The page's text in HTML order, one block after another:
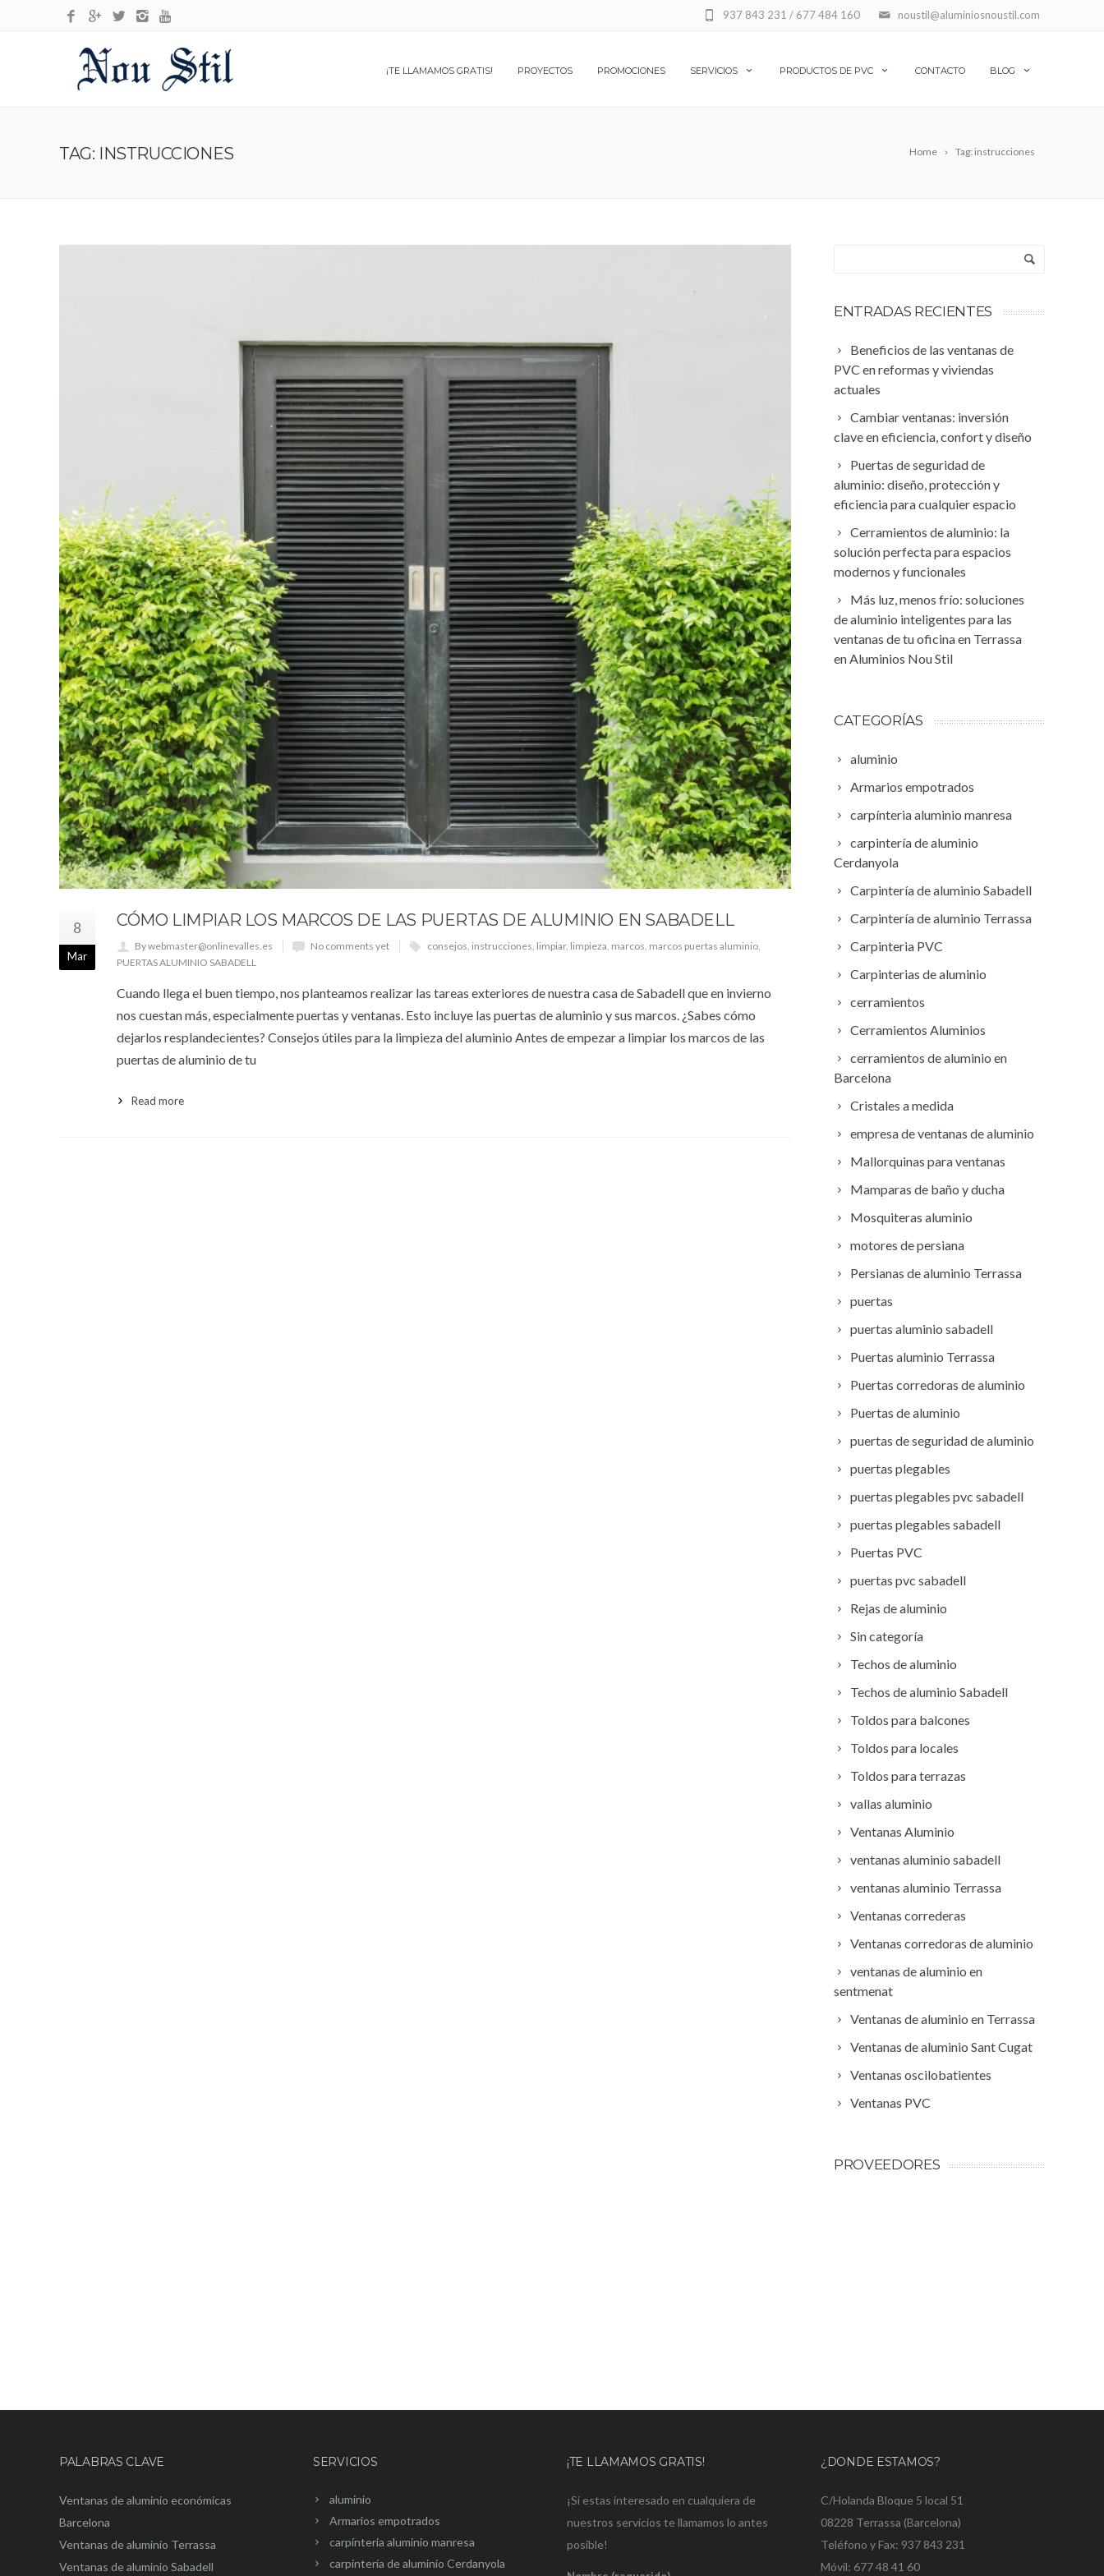
noustil@aluminiosnoustil.com
937 843 231 / 677 484 160
¡TE LLAMAMOS GRATIS! PROYECTOS PROMOCIONES SERVICIOS PRODUCTOS DE PVC CONTACTO BLOG
Home Tag: instrucciones
TAG: INSTRUCCIONES
8
Mar
CÓMO LIMPIAR LOS MARCOS DE LAS PUERTAS DE ALUMINIO EN SABADELL
By webmaster@onlinevalles.es No comments yet consejos, instrucciones, limpiar, limpieza, marcos, marcos puertas aluminio,
PUERTAS ALUMINIO SABADELL
Cuando llega el buen tiempo, nos planteamos realizar las tareas exteriores de nuestra casa de Sabadell que en invierno
nos cuestan más, especialmente puertas y ventanas. Esto incluye las puertas de aluminio y sus marcos. ¿Sabes cómo
dejarlos resplandecientes? Consejos útiles para la limpieza del aluminio Antes de empezar a limpiar los marcos de las
puertas de aluminio de tu
Read more
ENTRADAS RECIENTES
Beneficios de las ventanas de
PVC en reformas y viviendas
actuales
Cambiar ventanas: inversión
clave en eficiencia, confort y diseño
Puertas de seguridad de
aluminio: diseño, protección y
eficiencia para cualquier espacio
Cerramientos de aluminio: la
solución perfecta para espacios
modernos y funcionales
Más luz, menos frío: soluciones
de aluminio inteligentes para las
ventanas de tu oficina en Terrassa
en Aluminios Nou Stil
CATEGORÍAS
aluminio
Armarios empotrados
carpínteria aluminio manresa
carpintería de aluminio
Cerdanyola
Carpintería de aluminio Sabadell
Carpintería de aluminio Terrassa
Carpinteria PVC
Carpinterias de aluminio
cerramientos
Cerramientos Aluminios
cerramientos de aluminio en
Barcelona
Cristales a medida
empresa de ventanas de aluminio
Mallorquinas para ventanas
Mamparas de baño y ducha
Mosquiteras aluminio
motores de persiana
Persianas de aluminio Terrassa
puertas
puertas aluminio sabadell
Puertas aluminio Terrassa
Puertas corredoras de aluminio
Puertas de aluminio
puertas de seguridad de aluminio
puertas plegables
puertas plegables pvc sabadell
puertas plegables sabadell
Puertas PVC
puertas pvc sabadell
Rejas de aluminio
Sin categoría
Techos de aluminio
Techos de aluminio Sabadell
Toldos para balcones
Toldos para locales
Toldos para terrazas
vallas aluminio
Ventanas Aluminio
ventanas aluminio sabadell
ventanas aluminio Terrassa
Ventanas correderas
Ventanas corredoras de aluminio
ventanas de aluminio en
sentmenat
Ventanas de aluminio en Terrassa
Ventanas de aluminio Sant Cugat
Ventanas oscilobatientes
Ventanas PVC
PROVEEDORES
PALABRAS CLAVE
Ventanas de aluminio económicas
Barcelona
Ventanas de aluminio Terrassa
Ventanas de aluminio Sabadell
SERVICIOS
aluminio
Armarios empotrados
carpínteria aluminio manresa
carpintería de aluminio Cerdanyola
¡TE LLAMAMOS GRATIS!
¡Si estas interesado en cualquiera de
nuestros servicios te llamamos lo antes
posible!
¿DONDE ESTAMOS?
C/Holanda Bloque 5 local 51
08228 Terrassa (Barcelona)
Teléfono y Fax: 937 843 231
Móvil: 677 48 41 60